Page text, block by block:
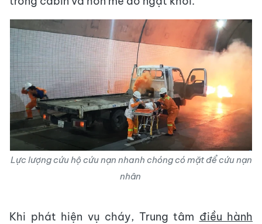
Lực lượng cứu hộ cứu nạn nhanh chóng có mặt để cứu nạn
nhân
Khi phát hiện vụ cháy, Trung tâm điều hành